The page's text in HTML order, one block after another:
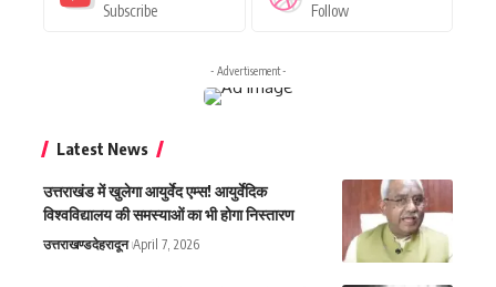
Subscribe Follow
- Advertisement -
Latest News
उत्तराखंड में खुलेगा आयुर्वेद एम्स! आयुर्वेदिक
विश्वविद्यालय की समस्याओं का भी होगा निस्तारण
उत्तराखण्डदेहरादून April 7, 2026